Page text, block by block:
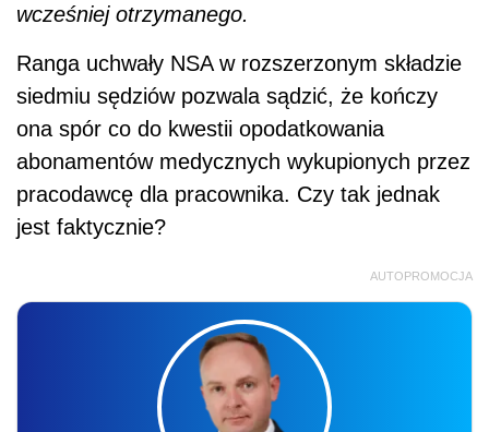
wcześniej otrzymanego.
Ranga uchwały NSA w rozszerzonym składzie
siedmiu sędziów pozwala sądzić, że kończy
ona spór co do kwestii opodatkowania
abonamentów medycznych wykupionych przez
pracodawcę dla pracownika. Czy tak jednak
jest faktycznie?
AUTOPROMOCJA